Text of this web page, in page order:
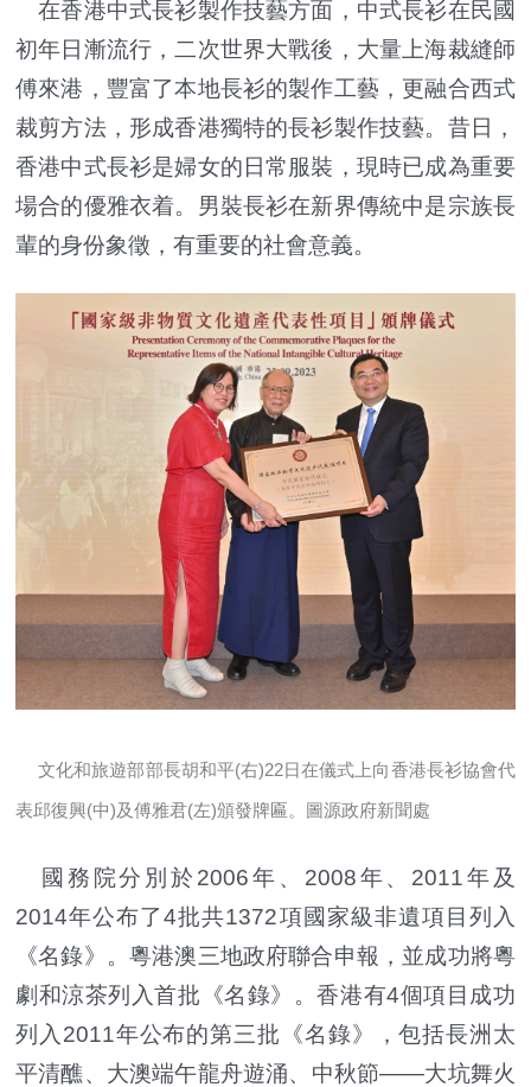
在香港中式長衫製作技藝方面，中式長衫在民國
初年日漸流行，二次世界大戰後，大量上海裁縫師
傅來港，豐富了本地長衫的製作工藝，更融合西式
裁剪方法，形成香港獨特的長衫製作技藝。昔日，
香港中式長衫是婦女的日常服裝，現時已成為重要
場合的優雅衣着。男裝長衫在新界傳統中是宗族長
輩的身份象徵，有重要的社會意義。
文化和旅遊部部長胡和平(右)22日在儀式上向香港長衫協會代
表邱復興(中)及傅雅君(左)頒發牌匾。圖源政府新聞處
國務院分別於2006年、2008年、2011年及
2014年公布了4批共1372項國家級非遺項目列入
《名錄》。粵港澳三地政府聯合申報，並成功將粵
劇和涼茶列入首批《名錄》。香港有4個項目成功
列入2011年公布的第三批《名錄》，包括長洲太
平清醮、大澳端午龍舟遊涌、中秋節——大坑舞火